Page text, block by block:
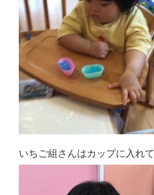
いちご組さんはカップに入れて